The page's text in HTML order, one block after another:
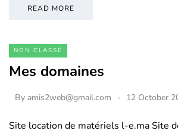
READ MORE
NON CLASSÉ
Mes domaines
By amis2web@gmail.com 12 October
Site location de matériels l-e.ma Site